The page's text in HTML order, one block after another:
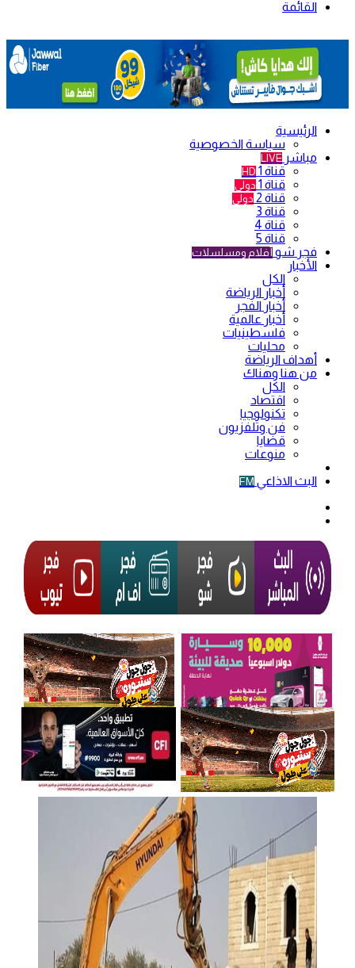
القائمة
الرئيسية
سياسة الخصوصية
مباشر LIVE
قناة 1 HD
قناة 1 دولي
قناة 2 دولي
قناة 3
قناة 4
قناة 5
فجر شو أفلام ومسلسلات
الأخبار
الكل
أخبار الرياضة
أخبار الفجر
أخبار عالمية
فلسطينيات
محليات
أهداف الرياضة
من هنا وهناك
الكل
اقتصاد
تكنولوجيا
فن وتلفزيون
قضايا
منوعات
البث الاذاعي FM